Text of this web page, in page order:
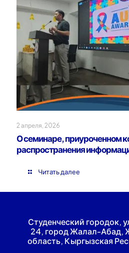
2 апреля, 2026
О семинаре, приуроченном
распространения
Читать далее
Студенческий городок,
24, город Жалал-Абад,
область, Кыргызская